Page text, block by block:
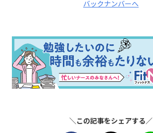
バックナンバーへ
＼この記事をシェアする／